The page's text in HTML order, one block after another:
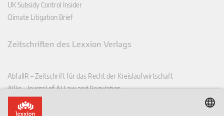
UK Subsidy Control Insider
Climate Litigation Brief
Zeitschriften des Lexxion Verlags
AbfallR – Zeitschrift für das Recht der Kreislaufwirtschaft
AIRe – Journal of AI Law and Regulation
CCLR – Carbon & Climate Law Review
CoRe – European Competition and Regulatory Law Review